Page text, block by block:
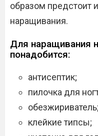
образом предстоит
наращивания.
Для наращивания
понадобится:
антисептик;
пилочка для
обезжириватель;
клейкие типсы;